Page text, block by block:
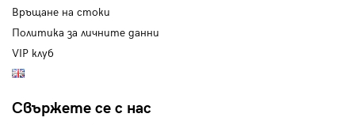
Връщане на стоки
Политика за личните данни
VIP клуб
Свържете се с нас